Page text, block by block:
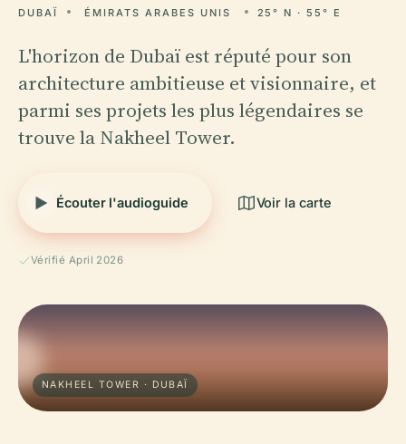
DUBAÏ ÉMIRATS ARABES UNIS 25° N · 55° E
L'horizon de Dubaï est réputé pour son
architecture ambitieuse et visionnaire, et
parmi ses projets les plus légendaires se
trouve la Nakheel Tower.
Écouter l'audioguide Voir la carte
Vérifié April 2026
NAKHEEL TOWER · DUBAÏ